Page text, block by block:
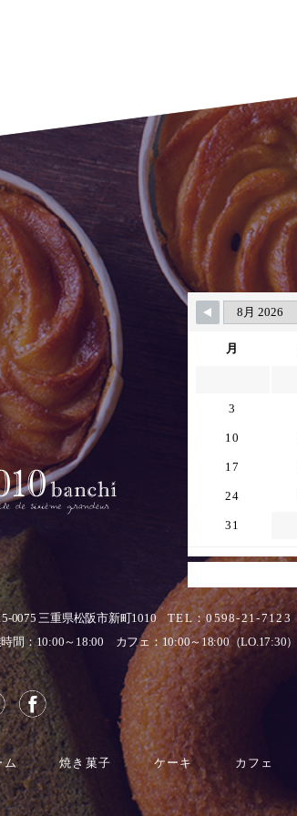
月
3
10
17
24
31
0075三重県松阪市新町1010TEL：0598-21-7123
間：10:00～18:00
カフェ：10:00～18:00（LO.17:30
ム 焼き菓子 ケーキ カフェ